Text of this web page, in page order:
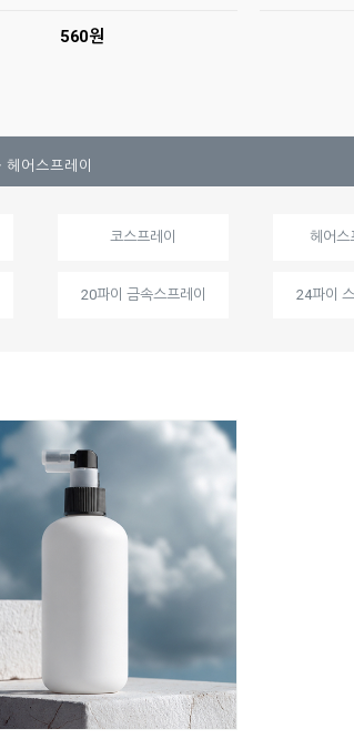
560원
헤어스프레이
코스프레이 헤어스
20파이 금속스프레이 24파이